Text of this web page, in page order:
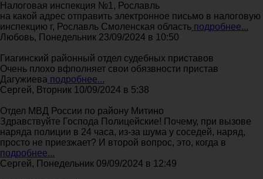
Налоговая инспекция №1, Рославль
на какой адрес отправить электронное письмо в налоговую
инспекцию г, Рославль Смоленская область подробнее...
Любовь, Понедельник 23/09/2024 в 10:50
Гиагинский районный отдел судебных приставов
Очень плохо вфполняет свои обязвности пристав
Дагужиева подробнее...
Сергей, Вторник 10/09/2024 в 5:38
Отдел МВД России по району Митино
Здравствуйте Господа Полицейские! Почему, при вызове
наряда полиции в 24 часа, из-за шума у соседей, наряд,
просто не приезжает? И второй вопрос, это, когда в
подробнее...
Сергей, Понедельник 09/09/2024 в 12:49